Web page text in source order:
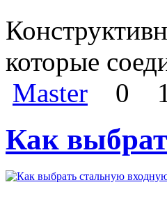
которые
Master
0
Как